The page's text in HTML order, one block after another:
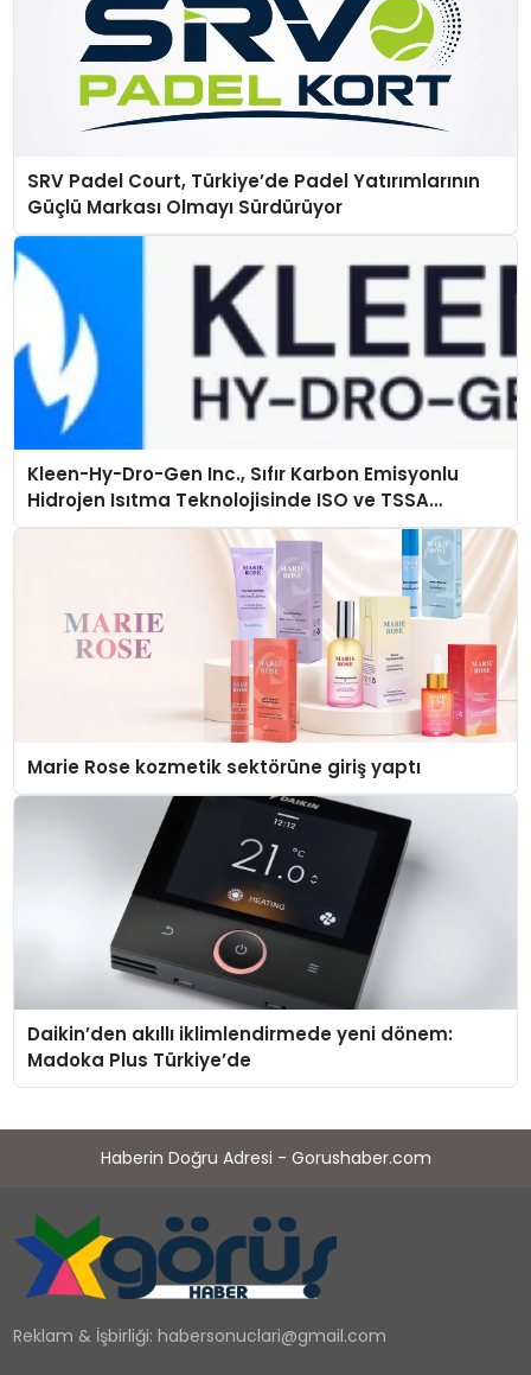
SRV Padel Court, Türkiye’de Padel Yatırımlarının
Güçlü Markası Olmayı Sürdürüyor
Kleen-Hy-Dro-Gen Inc., Sıfır Karbon Emisyonlu
Hidrojen Isıtma Teknolojisinde ISO ve TSSA
Düzenleyici Onaylarını Aldı
Marie Rose kozmetik sektörüne giriş yaptı
Daikin’den akıllı iklimlendirmede yeni dönem:
Madoka Plus Türkiye’de
Haberin Doğru Adresi - Gorushaber.com
Reklam & İşbirliği:habersonuclari@gmail.com